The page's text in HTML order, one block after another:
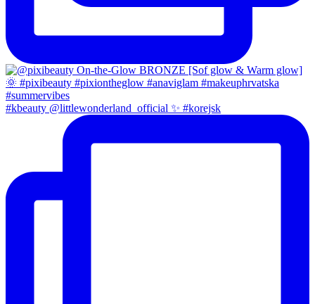
#kbeauty @littlewonderland_official ✨ #korejsk